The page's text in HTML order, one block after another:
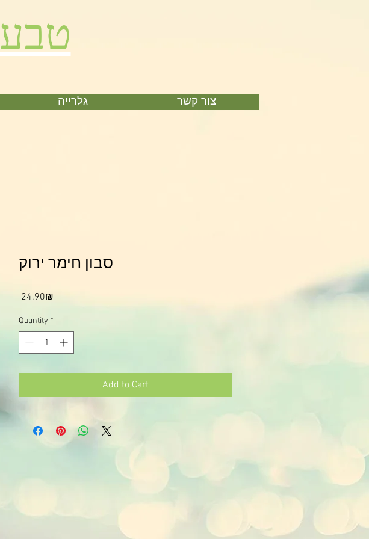
טבע
גלרייה צור קשר
סבון חימר ירוק
‏24.90 ‏₪
Quantity *
Add to Cart